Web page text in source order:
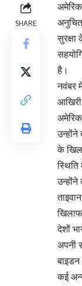
SHARE
है।
नवंबर
उन्होंने
के
स्थिति
देशों
अपनी
कई